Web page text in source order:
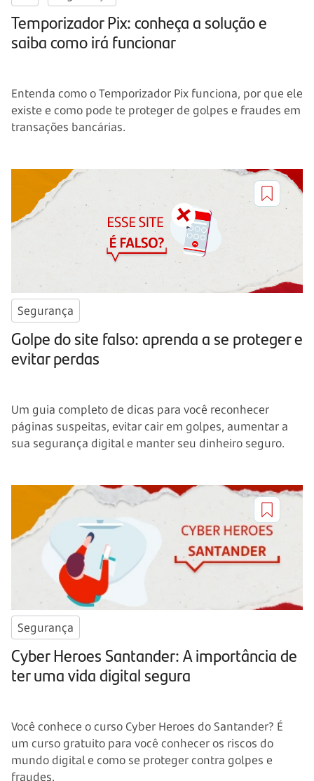
Temporizador Pix: conheça a solução e
saiba como irá funcionar
Entenda como o Temporizador Pix funciona, por que ele
existe e como pode te proteger de golpes e fraudes em
transações bancárias.
Segurança
Golpe do site falso: aprenda a se proteger e
evitar perdas
Um guia completo de dicas para você reconhecer
páginas suspeitas, evitar cair em golpes, aumentar a
sua segurança digital e manter seu dinheiro seguro.
Segurança
Cyber Heroes Santander: A importância de
ter uma vida digital segura
Você conhece o curso Cyber Heroes do Santander? É
um curso gratuito para você conhecer os riscos do
mundo digital e como se proteger contra golpes e
fraudes.